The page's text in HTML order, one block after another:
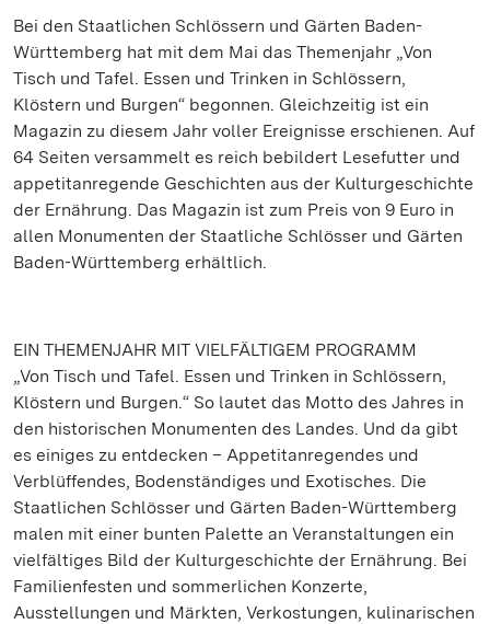
Bei den Staatlichen Schlössern und Gärten Baden-
Württemberg hat mit dem Mai das Themenjahr „Von
Tisch und Tafel. Essen und Trinken in Schlössern,
Klöstern und Burgen“ begonnen. Gleichzeitig ist ein
Magazin zu diesem Jahr voller Ereignisse erschienen. Auf
64 Seiten versammelt es reich bebildert Lesefutter und
appetitanregende Geschichten aus der Kulturgeschichte
der Ernährung. Das Magazin ist zum Preis von 9 Euro in
allen Monumenten der Staatliche Schlösser und Gärten
Baden-Württemberg erhältlich.
EIN THEMENJAHR MIT VIELFÄLTIGEM PROGRAMM
„Von Tisch und Tafel. Essen und Trinken in Schlössern,
Klöstern und Burgen.“ So lautet das Motto des Jahres in
den historischen Monumenten des Landes. Und da gibt
es einiges zu entdecken – Appetitanregendes und
Verblüffendes, Bodenständiges und Exotisches. Die
Staatlichen Schlösser und Gärten Baden-Württemberg
malen mit einer bunten Palette an Veranstaltungen ein
vielfältiges Bild der Kulturgeschichte der Ernährung. Bei
Familienfesten und sommerlichen Konzerte,
Ausstellungen und Märkten, Verkostungen, kulinarischen